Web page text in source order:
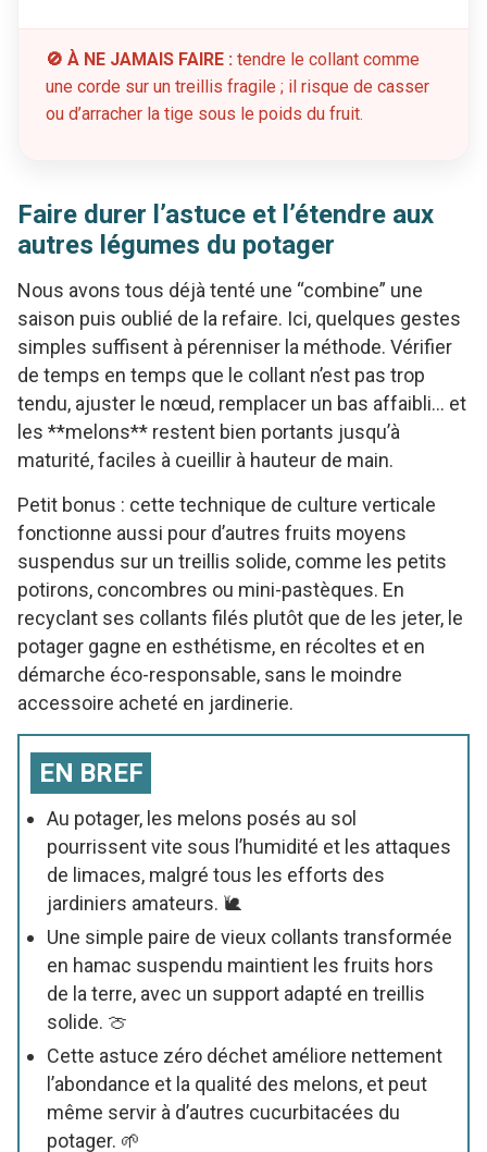
🚫 À NE JAMAIS FAIRE : tendre le collant comme
une corde sur un treillis fragile ; il risque de casser
ou d’arracher la tige sous le poids du fruit.
Faire durer l’astuce et l’étendre aux
autres légumes du potager
Nous avons tous déjà tenté une “combine” une
saison puis oublié de la refaire. Ici, quelques gestes
simples suffisent à pérenniser la méthode. Vérifier
de temps en temps que le collant n’est pas trop
tendu, ajuster le nœud, remplacer un bas affaibli… et
les **melons** restent bien portants jusqu’à
maturité, faciles à cueillir à hauteur de main.
Petit bonus : cette technique de culture verticale
fonctionne aussi pour d’autres fruits moyens
suspendus sur un treillis solide, comme les petits
potirons, concombres ou mini-pastèques. En
recyclant ses collants filés plutôt que de les jeter, le
potager gagne en esthétisme, en récoltes et en
démarche éco-responsable, sans le moindre
accessoire acheté en jardinerie.
EN BREF
Au potager, les melons posés au sol
pourrissent vite sous l’humidité et les attaques
de limaces, malgré tous les efforts des
jardiniers amateurs. 🐌
Une simple paire de vieux collants transformée
en hamac suspendu maintient les fruits hors
de la terre, avec un support adapté en treillis
solide. 🍈
Cette astuce zéro déchet améliore nettement
l’abondance et la qualité des melons, et peut
même servir à d’autres cucurbitacées du
potager. 🌱